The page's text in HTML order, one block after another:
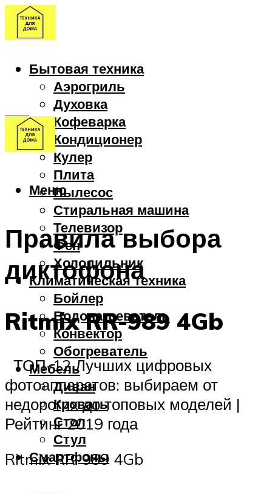
Бытовая техника
Аэрогриль
Духовка
Кофеварка
Кондиционер
Кулер
Плита
Пылесос
Стиральная машина
Телевизор
Фен
Холодильник
Климатическая техника
Бойлер
Водонагреватель
Конвектор
Обогреватель
Мебель
Диван
Кровать
Стол
Стул
Смартфоны
Меню
Правила выбора
диктофона
Ritmix RR-989 4Gb
ТОП-12 Лучших цифровых
фотоаппаратов: выбираем от
недорогих до топовых моделей |
Рейтинг 2019 года
Ritmix RR-989 4Gb